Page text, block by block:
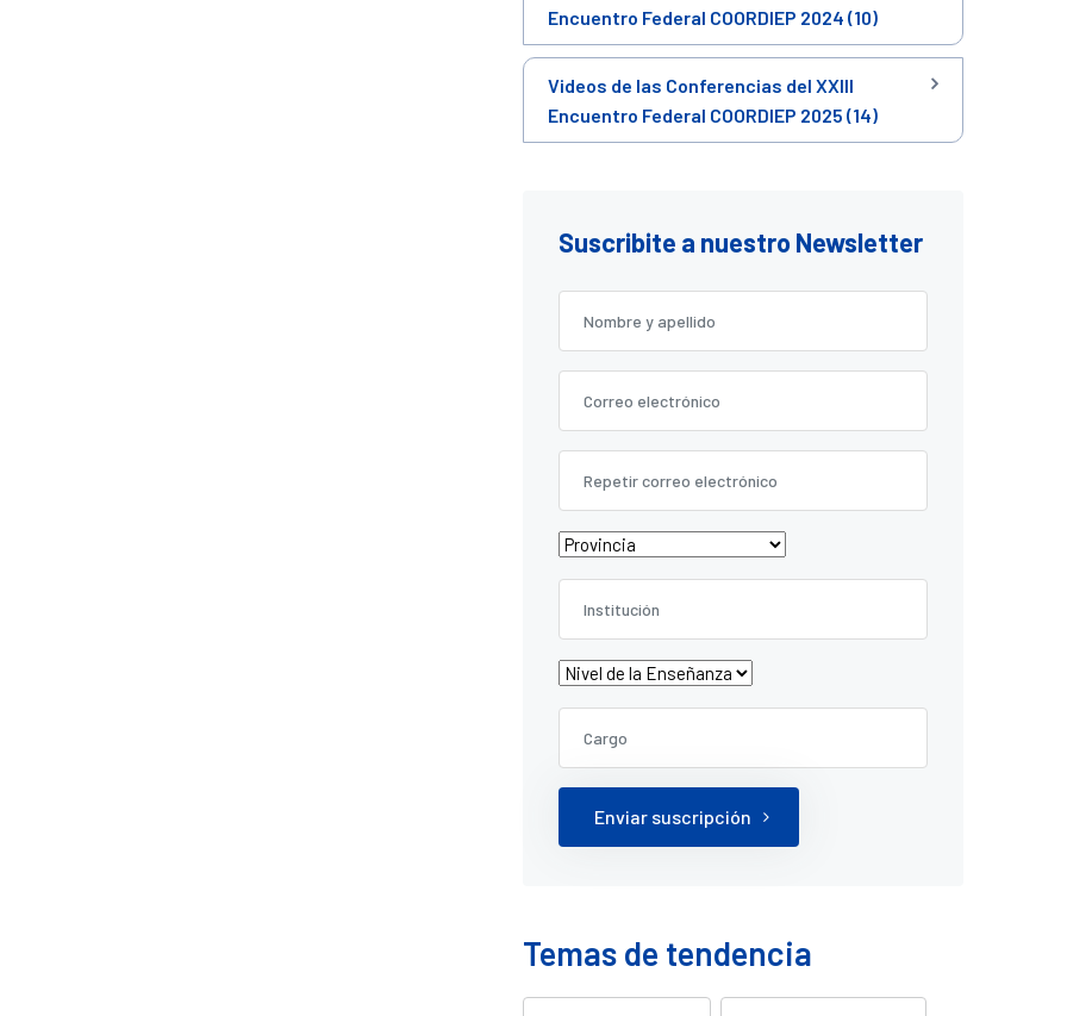
Encuentro Federal COORDIEP 2024 (10)
Videos de las Conferencias del XXIII
Encuentro Federal COORDIEP 2025 (14)
Suscribite a nuestro Newsletter
Enviar suscripción
Temas de tendencia